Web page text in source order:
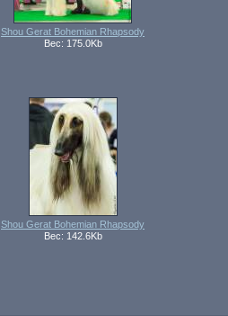
Shou Gerat Bohemian Rhapsody
Вес: 175.0Kb
Shou Gerat Bohemian Rhapsody
Вес: 142.6Kb